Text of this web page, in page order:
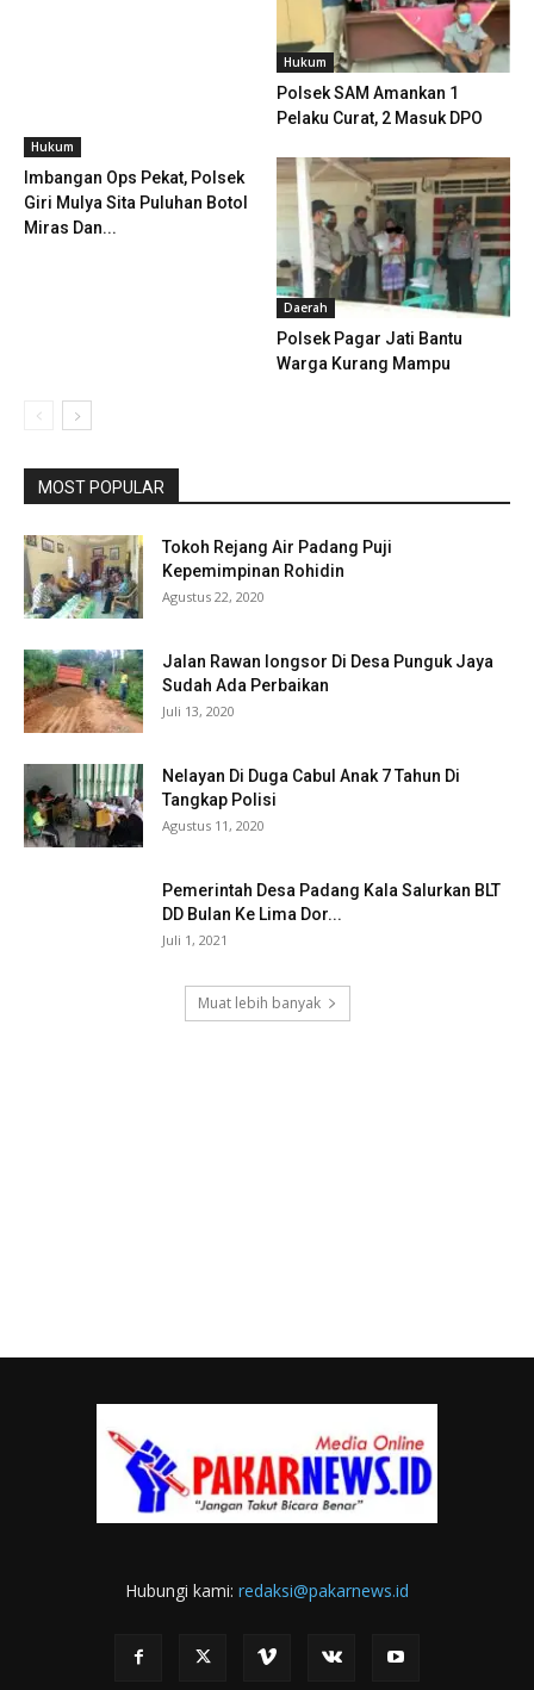
Hukum
Polsek SAM Amankan 1
Pelaku Curat, 2 Masuk DPO
Hukum
Imbangan Ops Pekat, Polsek
Giri Mulya Sita Puluhan Botol
Miras Dan...
Daerah
Polsek Pagar Jati Bantu
Warga Kurang Mampu
MOST POPULAR
Tokoh Rejang Air Padang Puji
Kepemimpinan Rohidin
Agustus 22, 2020
Jalan Rawan longsor Di Desa Punguk Jaya
Sudah Ada Perbaikan
Juli 13, 2020
Nelayan Di Duga Cabul Anak 7 Tahun Di
Tangkap Polisi
Agustus 11, 2020
Pemerintah Desa Padang Kala Salurkan BLT
DD Bulan Ke Lima Dor...
Juli 1, 2021
Muat lebih banyak
Hubungi kami: redaksi@pakarnews.id